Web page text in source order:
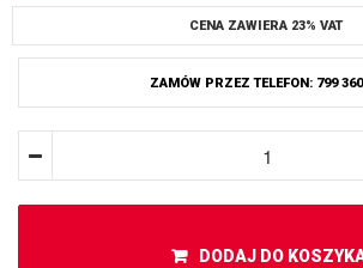
CENA ZAWIERA 23% VAT
ZAMÓW PRZEZ TELEFON: 799
DODAJ DO